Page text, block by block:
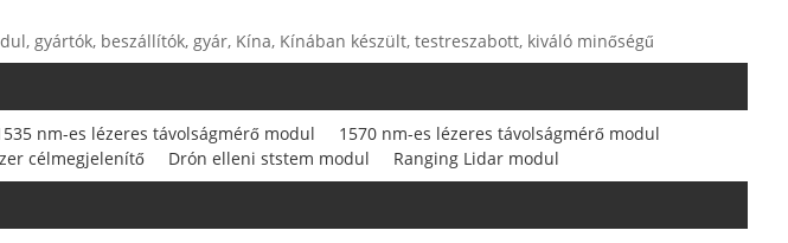
gyártók, beszállítók, gyár, Kína, Kínában készült, testreszabott, kiváló minőségű
nm-es lézeres távolságmérő modul
1570 nm-es lézeres távolságmérő modul
célmegjelenítő Drón elleni ststem modul Ranging Lidar modul